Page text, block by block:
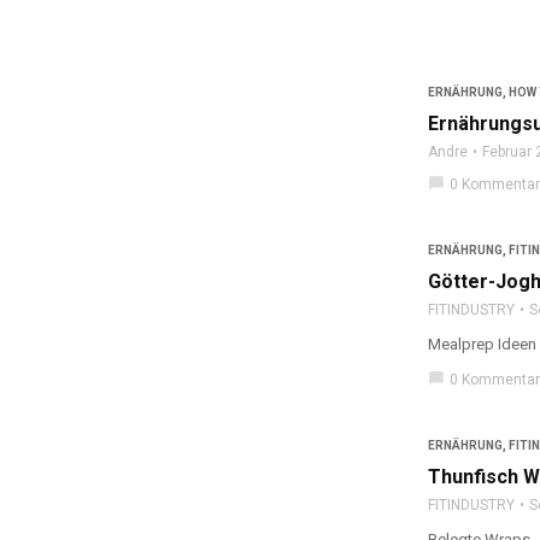
ERNÄHRUNG
Andre
Februar
chat_bubble 0
ERNÄHRUNG
Götter-
FITINDUSTRY
Mealprep
chat_bubble 0
ERNÄHRUNG
Thunfisch
FITINDUSTRY